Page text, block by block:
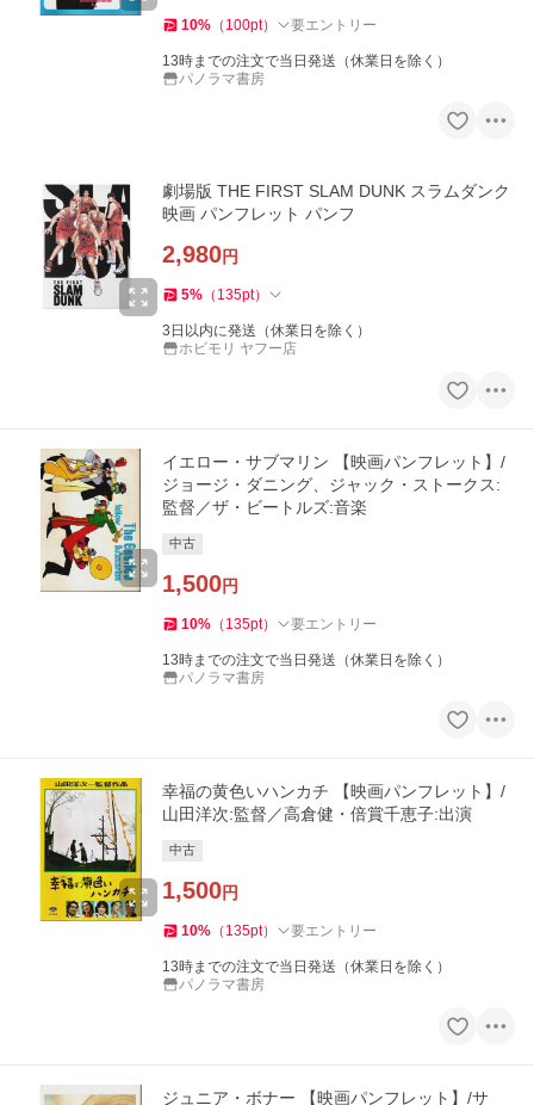
10% （ 100pt） 要エントリー
13時までの注文で当日発送（休業日を除く）
パノラマ書房
劇場版 THE FIRST SLAM DUNK スラムダンク
映画 パンフレット パンフ
2,980円
5% （ 135pt）
3日以内に発送（休業日を除く）
ホビモリ ヤフー店
イエロー・サブマリン 【映画パンフレット】/
ジョージ・ダニング、ジャック・ストークス:
監督／ザ・ビートルズ:音楽
中古
1,500円
10% （ 135pt） 要エントリー
13時までの注文で当日発送（休業日を除く）
パノラマ書房
幸福の黄色いハンカチ 【映画パンフレット】/
山田洋次:監督／高倉健・倍賞千恵子:出演
中古
1,500円
10% （ 135pt） 要エントリー
13時までの注文で当日発送（休業日を除く）
パノラマ書房
ジュニア・ボナー 【映画パンフレット】/サ